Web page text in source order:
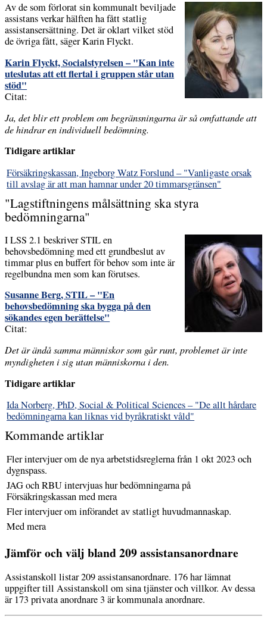
Av de som förlorat sin kommunalt beviljade
assistans verkar hälften ha fått statlig
assistansersättning. Det är oklart vilket stöd
de övriga fått, säger Karin Flyckt.
Karin Flyckt, Socialstyrelsen – "Kan inte
uteslutas att ett flertal i gruppen står utan
stöd"
Citat:
Ja, det blir ett problem om begränsningarna är så omfattande att
de hindrar en individuell bedömning.
Tidigare artiklar
Försäkringskassan, Ingeborg Watz Forslund – "Vanligaste orsak
till avslag är att man hamnar under 20 timmarsgränsen"
"Lagstiftningens målsättning ska styra
bedömningarna"
I LSS 2.1 beskriver STIL en
behovsbedömning med ett grundbeslut av
timmar plus en buffert för behov som inte är
regelbundna men som kan förutses.
Susanne Berg, STIL – "En
behovsbedömning ska bygga på den
sökandes egen berättelse"
Citat:
Det är ändå samma människor som går runt, problemet är inte
myndigheten i sig utan människorna i den.
Tidigare artiklar
Ida Norberg, PhD, Social & Political Sciences – "De allt hårdare
bedömningarna kan liknas vid byråkratiskt våld"
Kommande artiklar
Fler intervjuer om de nya arbetstidsreglerna från 1 okt 2023 och
dygnspass.
JAG och RBU intervjuas hur bedömningarna på
Försäkringskassan med mera
Fler intervjuer om införandet av statligt huvudmannaskap.
Med mera
Jämför och välj bland 209 assistansanordnare
Assistanskoll listar 209 assistansanordnare. 176 har lämnat
uppgifter till Assistanskoll om sina tjänster och villkor. Av dessa
är 173 privata anordnare 3 är kommunala anordnare.